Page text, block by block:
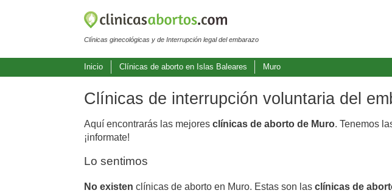
Clínicas ginecológicas y de Interrupción legal del embarazo
Inicio Clínicas de aborto en Islas Baleares Muro
Clínicas de interrupción voluntaria del
Aquí encontrarás las mejores clínicas de aborto de Muro. Tenemos
¡informate!
Lo sentimos
No existen clínicas de aborto en Muro. Estas son las clínicas de